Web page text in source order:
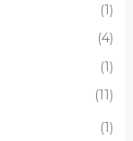
(1)
(4)
(1)
(11)
(1)